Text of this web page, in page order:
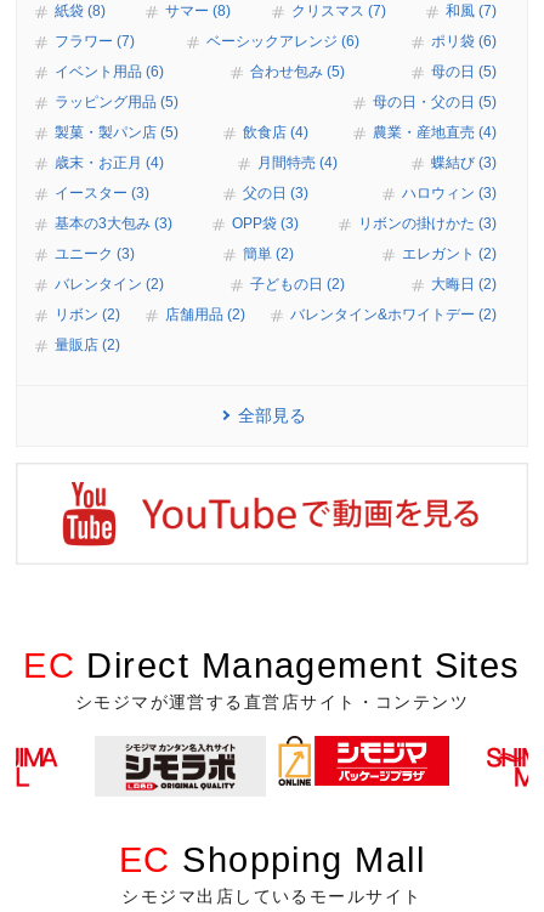
紙袋 (8)
サマー (8) クリスマス (7)
和風 (7)
フラワー (7)
ベーシックアレンジ (6)
ポリ袋 (6)
イベント用品 (6)
合わせ包み (5)
母の日 (5)
ラッピング用品 (5)
母の日・父の日 (5)
製菓・製パン店 (5)
飲食店 (4)
農業・産地直売 (4)
歳末・お正月 (4)
月間特売 (4)
蝶結び (3)
イースター (3)
父の日 (3)
ハロウィン (3)
基本の3大包み (3)
OPP袋 (3)
リボンの掛けかた (3)
ユニーク (3)
簡単 (2)
エレガント (2)
バレンタイン (2)
子どもの日 (2)
大晦日 (2)
リボン (2)
店舗用品 (2)
バレンタイン&ホワイトデー (2)
量販店 (2)
全部見る
EC Direct Management Sites
シモジマが運営する直営店サイト・コンテンツ
EC Shopping Mall
シモジマ出店しているモールサイト